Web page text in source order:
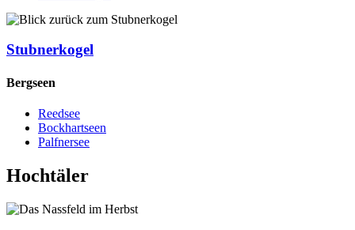
Stubnerkogel
Bergseen
Reedsee
Bockhartseen
Palfnersee
Hochtäler